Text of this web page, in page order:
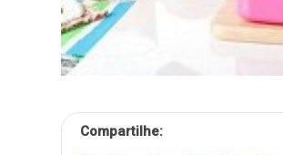
Compartilhe: